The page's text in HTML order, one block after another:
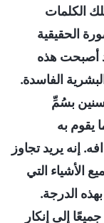
الكلمات
الحقيقية
أصبحت هذه
الفاسدة.
بسُمِّ
يقوم به
إنه يريد تجاوز
الأشياء التي
الدرجة.
إلى إنكار